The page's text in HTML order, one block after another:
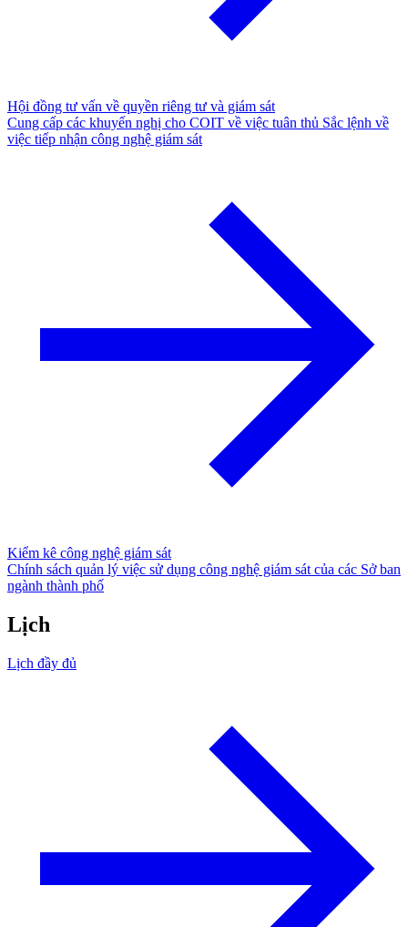
Hội đồng tư vấn về quyền riêng tư và giám sát
Cung cấp các khuyến nghị cho COIT về việc tuân thủ Sắc lệnh về
việc tiếp nhận công nghệ giám sát
Kiểm kê công nghệ giám sát
Chính sách quản lý việc sử dụng công nghệ giám sát của các Sở ban
ngành thành phố
Lịch
Lịch đầy đủ